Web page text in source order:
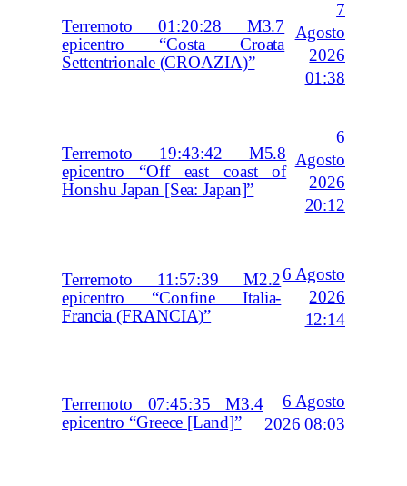
Terremoto 01:20:28 M3.7
epicentro “Costa Croata
Settentrionale (CROAZIA)”
7
Agosto
2026
01:38
Terremoto 19:43:42 M5.8
epicentro “Off east coast of
Honshu Japan [Sea: Japan]”
6
Agosto
2026
20:12
Terremoto 11:57:39 M2.2
epicentro “Confine Italia-
Francia (FRANCIA)”
6 Agosto
2026
12:14
Terremoto 07:45:35 M3.4
epicentro “Greece [Land]”
6 Agosto
2026 08:03